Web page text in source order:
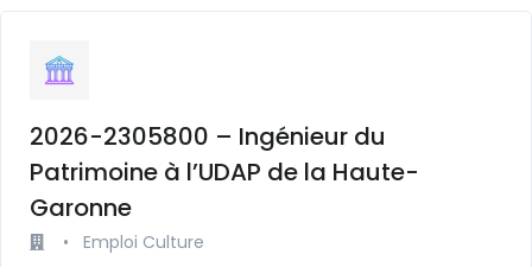
2026-2305800 – Ingénieur du
Patrimoine à l’UDAP de la Haute-
Garonne
• Emploi Culture